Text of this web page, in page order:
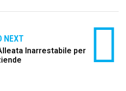
NEXT
Inarrestabile per